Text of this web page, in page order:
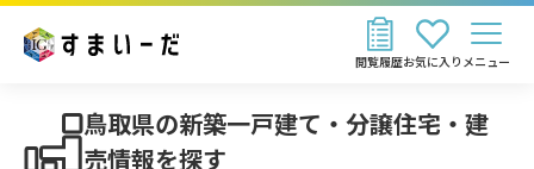
お気に入り
閲覧履歴 メニュー
鳥取県の新築一戸建て・分譲住宅・建
売情報を探す